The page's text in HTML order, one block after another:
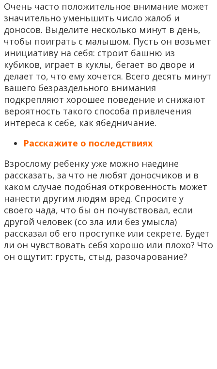
Очень часто положительное внимание может
значительно уменьшить число жалоб и
доносов. Выделите несколько минут в день,
чтобы поиграть с малышом. Пусть он возьмет
инициативу на себя: строит башню из
кубиков, играет в куклы, бегает во дворе и
делает то, что ему хочется. Всего десять минут
вашего безраздельного внимания
подкрепляют хорошее поведение и снижают
вероятность такого способа привлечения
интереса к себе, как ябедничание.
Расскажите о последствиях
Взрослому ребенку уже можно наедине
рассказать, за что не любят доносчиков и в
каком случае подобная откровенность может
нанести другим людям вред. Спросите у
своего чада, что бы он почувствовал, если
другой человек (со зла или без умысла)
рассказал об его проступке или секрете. Будет
ли он чувствовать себя хорошо или плохо? Что
он ощутит: грусть, стыд, разочарование?